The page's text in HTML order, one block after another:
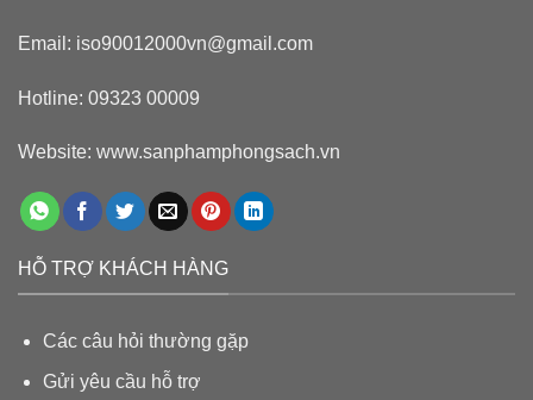
Email: iso90012000vn@gmail.com
Hotline: 09323 00009
Website: www.sanphamphongsach.vn
HỖ TRỢ KHÁCH HÀNG
Các câu hỏi thường gặp
Gửi yêu cầu hỗ trợ